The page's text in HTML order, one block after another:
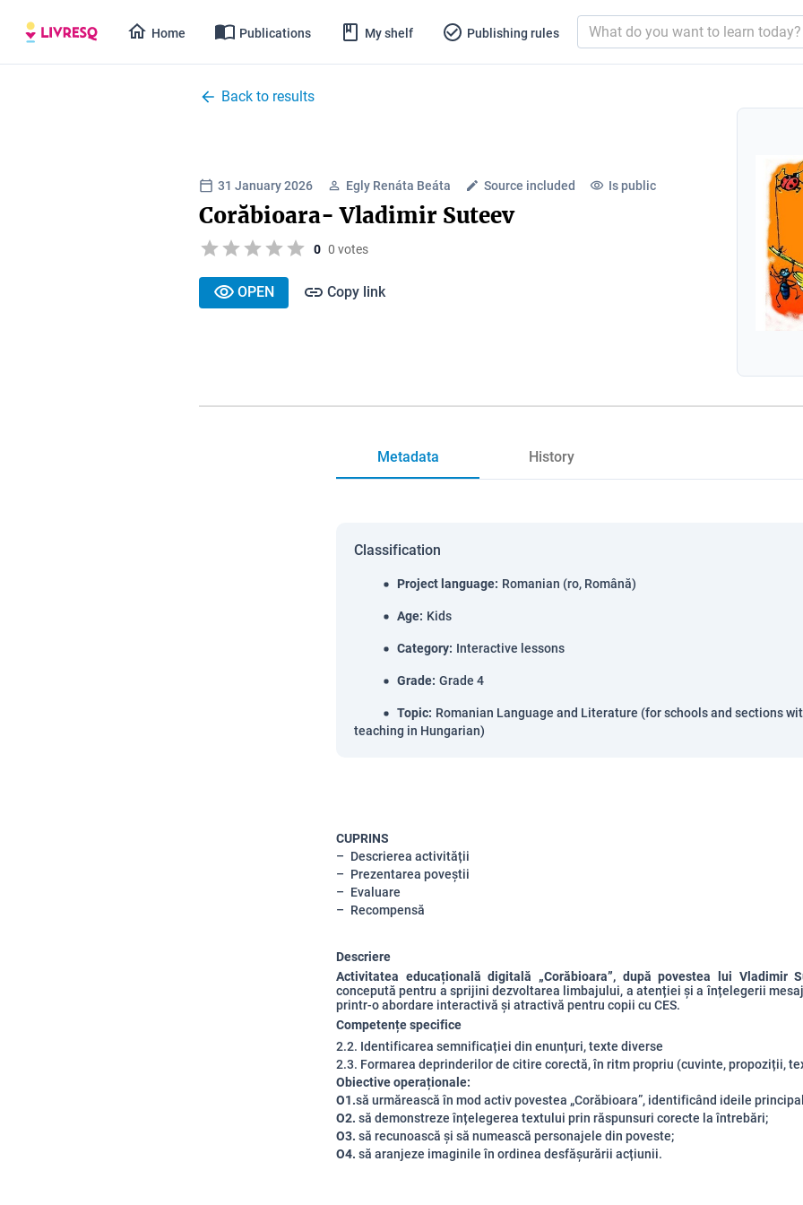
Home Publications My shelf Publishing rules
Back to results
31 January 2026 Egly Renáta Beáta Source included Is public
Corăbioara- Vladimir Suteev
0 0 votes
OPEN Copy link
Metadata History
Classification
Project language: Romanian (ro, Română)
Age: Kids
Category: Interactive lessons
Grade: Grade 4
Topic: Romanian Language and Literature (for schools and sections
teaching in Hungarian)
CUPRINS
Descrierea activității
Prezentarea poveștii
Evaluare
Recompensă
Descriere
Activitatea educațională digitală „Corăbioara”, după povestea lui Vladimir
concepută pentru a sprijini dezvoltarea limbajului, a atenției și a înțelegerii
printr-o abordare interactivă și atractivă pentru copii cu CES.
Competențe specifice
2.2. Identificarea semnificației din enunțuri, texte diverse
2.3. Formarea deprinderilor de citire corectă, în ritm propriu (cuvinte, propoziții,
Obiective operaționale:
O1.să urmărească în mod activ povestea „Corăbioara”, identificând ideile
O2. să demonstreze înțelegerea textului prin răspunsuri corecte la întrebări;
O3. să recunoască și să numească personajele din poveste;
O4. să aranjeze imaginile în ordinea desfășurării acțiunii.